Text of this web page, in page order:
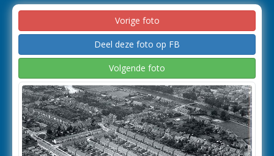
Vorige foto
Deel deze foto op FB
Volgende foto